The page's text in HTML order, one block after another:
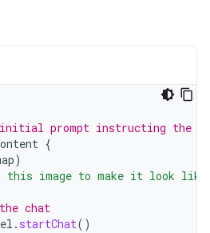
prompt instructing the
{
)
this image to make it look like
chat
. startChat()